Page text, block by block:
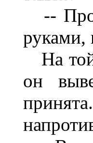
--
руками,
На той
он